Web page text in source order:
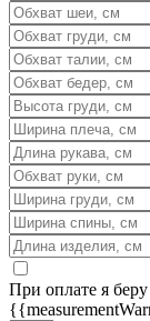
При оплате я беру